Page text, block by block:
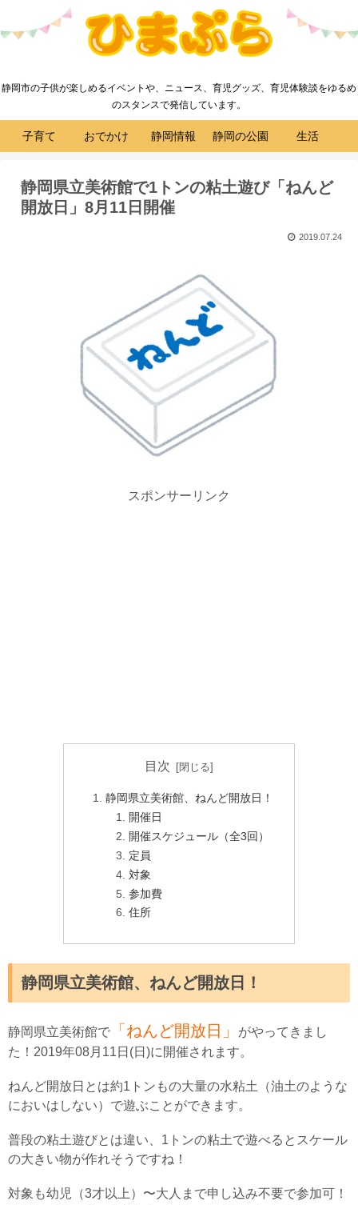
静岡市の子供が楽しめるイベントや、ニュース、育児グッズ、育児体験談をゆるめ
のスタンスで発信しています。
子育て おでかけ 静岡情報 静岡の公園 生活
静岡県立美術館で1トンの粘土遊び「ねんど
開放日」8月11日開催
2019.07.24
スポンサーリンク
目次
静岡県立美術館、ねんど開放日！
開催日
開催スケジュール（全3回）
定員
対象
参加費
住所
静岡県立美術館、ねんど開放日！
静岡県立美術館で 「ねんど開放日」
がやってきまし
た！2019年08月11日(日)に開催されます。
ねんど開放日とは約1トンもの大量の水粘土（油土のような
においはしない）で遊ぶことができます。
普段の粘土遊びとは違い、1トンの粘土で遊べるとスケール
の大きい物が作れそうですね！
対象も幼児（3才以上）〜大人まで申し込み不要で参加可！